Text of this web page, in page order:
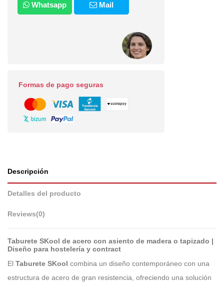
Whatsapp Mail
Formas de pago seguras
Descripción
Detalles del producto
Reviews(0)
Taburete SKool de acero con asiento de madera o tapizado |
Diseño para hostelería y contract
El Taburete SKool combina un diseño contemporáneo con una
estructura de acero de gran resistencia, ofreciendo una solución